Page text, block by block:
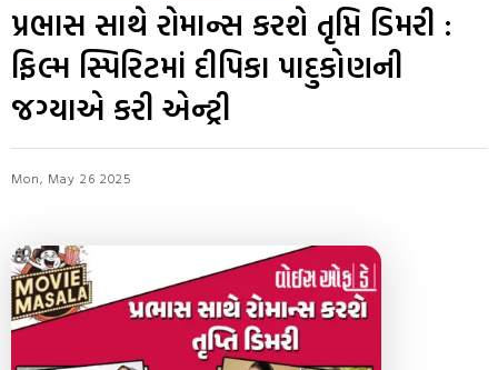
પ્રભાસ સાથે રોમાન્સ કરશે તૃપ્તિ ડિમરી :
ફિલ્મ સ્પિરિટમાં દીપિકા પાદુકોણની
જગ્યાએ કરી એન્ટ્રી
Mon, May 26 2025